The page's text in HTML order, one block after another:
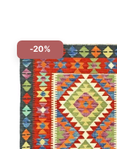
-20%